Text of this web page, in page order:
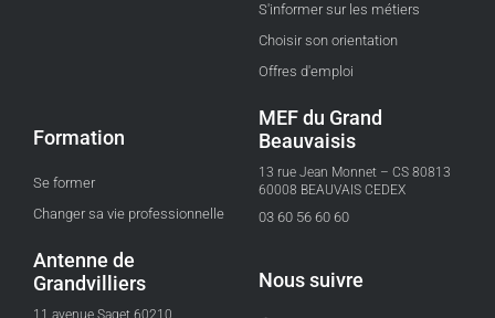
S'informer sur les métiers
Choisir son orientation
Offres d'emploi
Formation
Se former
Changer sa vie professionnelle
MEF du Grand
Beauvaisis
13 rue Jean Monnet – CS 80813
60008 BEAUVAIS CEDEX
03 60 56 60 60
Antenne de
Grandvilliers
11 avenue Saget 60210
Nous suivre